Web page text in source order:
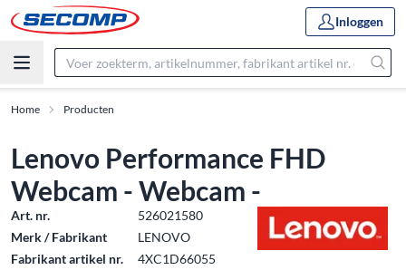
Inloggen
Home Producten
Lenovo Performance FHD
Webcam - Webcam -
Art. nr.
526021580
Merk / Fabrikant
LENOVO
Fabrikant artikel nr.
4XC1D66055